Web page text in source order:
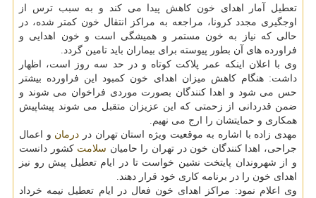
تعطیل آمار اهدای خون کاهش پیدا می کند و به سبب ترس از
اوجگیری مجدد کرونا، مراجعه به مراکز انتقال خون کمتر شده، در
حالی که نیاز به خون مستمر و همیشگی است و خون اهدایی و
فراورده های آن بطور پیوسته برای بیماران باید تامین گردد.
وی با اعلان اینکه عمر پلاکت کوتاه و در حد سه روز است، اظهار
داشت: هنگام کاهش میزان اهدای خون کمبود این فراورده بیشتر
حس می شود و اهدا کنندگان بصورت موردی فراخوان می شوند و
ضمن قدردانی از زحمتی که این عزیزان متقبل می شوند پیشاپیش
همکاری و حمایتشان را ارج می نهیم.
مهدی زاده با اشاره به موقعیت ویژه استان تهران در درمان و اعمال
جراحی، اهدا کنندگان خون در تهران را حامیان سلامت کشور دانست
و از شهروندان پایتخت نشین خواست تا در ایام تعطیل پیش رو نیز
اهدای خون را در برنامه کاری خود قرار دهند.
وی اعلام نمود: مراکز اهدای خون فعال در ایام تعطیل نیمه خرداد